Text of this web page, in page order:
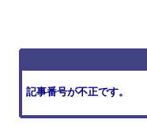
記事番号が不正です。